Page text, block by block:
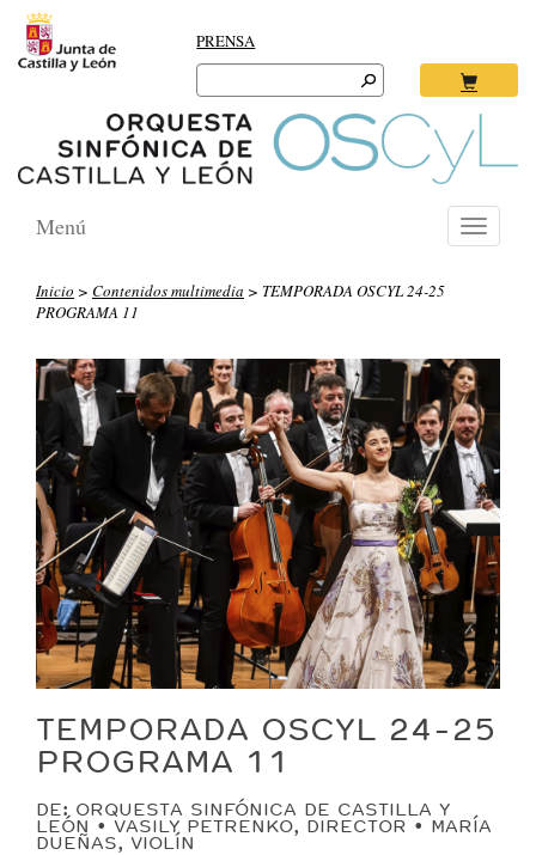
PRENSA
Search
for:
Toggle
Menú
Inicio > Contenidos multimedia > TEMPORADA OSCYL 24-25
PROGRAMA 11
TEMPORADA OSCYL 24-25
PROGRAMA 11
DE: ORQUESTA SINFÓNICA DE CASTILLA Y
LEÓN • VASILY PETRENKO, DIRECTOR • MARÍA
DUEÑAS, VIOLÍN